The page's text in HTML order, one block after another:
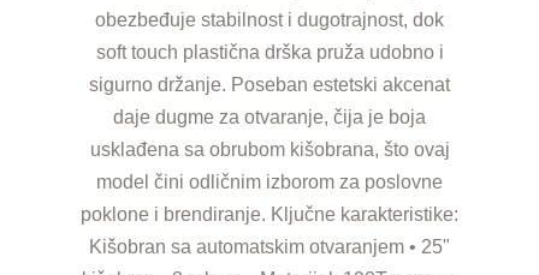
obezbeđuje stabilnost i dugotrajnost, dok
soft touch plastična drška pruža udobno i
sigurno držanje. Poseban estetski akcenat
daje dugme za otvaranje, čija je boja
usklađena sa obrubom kišobrana, što ovaj
model čini odličnim izborom za poslovne
poklone i brendiranje. Ključne karakteristike:
Kišobran sa automatskim otvaranjem • 25"